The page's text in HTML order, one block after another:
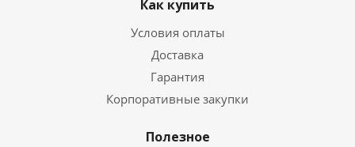
Как купить
Условия оплаты
Доставка
Гарантия
Корпоративные закупки
Полезное